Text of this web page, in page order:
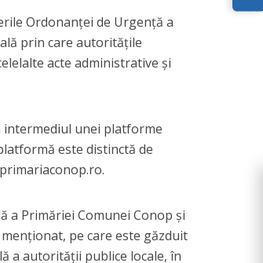
Ordonanței de Urgență a
prin care autoritățile
acte administrative și
intermediul unei platforme
este distinctă de
a Primăriei Comunei Conop și
pe care este găzduit
a autorității publice locale, în